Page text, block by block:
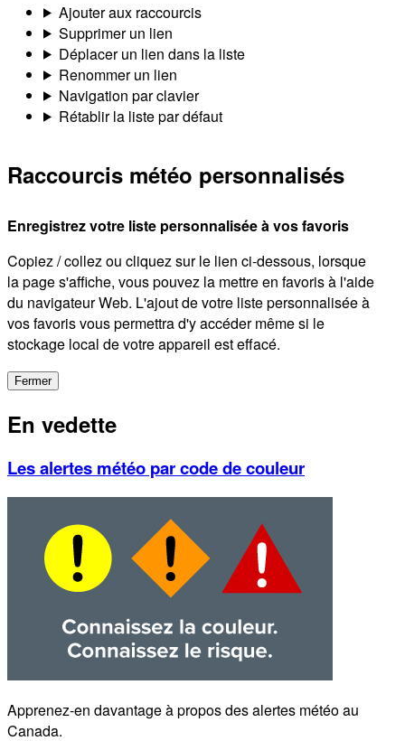
Ajouter aux raccourcis
Supprimer un lien
Déplacer un lien dans la liste
Renommer un lien
Navigation par clavier
Rétablir la liste par défaut
Raccourcis météo personnalisés
Enregistrez votre liste personnalisée à vos favoris
Copiez / collez ou cliquez sur le lien ci-dessous, lorsque
la page s'affiche, vous pouvez la mettre en favoris à l'aide
du navigateur Web. L'ajout de votre liste personnalisée à
vos favoris vous permettra d'y accéder même si le
stockage local de votre appareil est effacé.
Fermer
En vedette
Les alertes météo par code de couleur
Apprenez-en davantage à propos des alertes météo au
Canada.